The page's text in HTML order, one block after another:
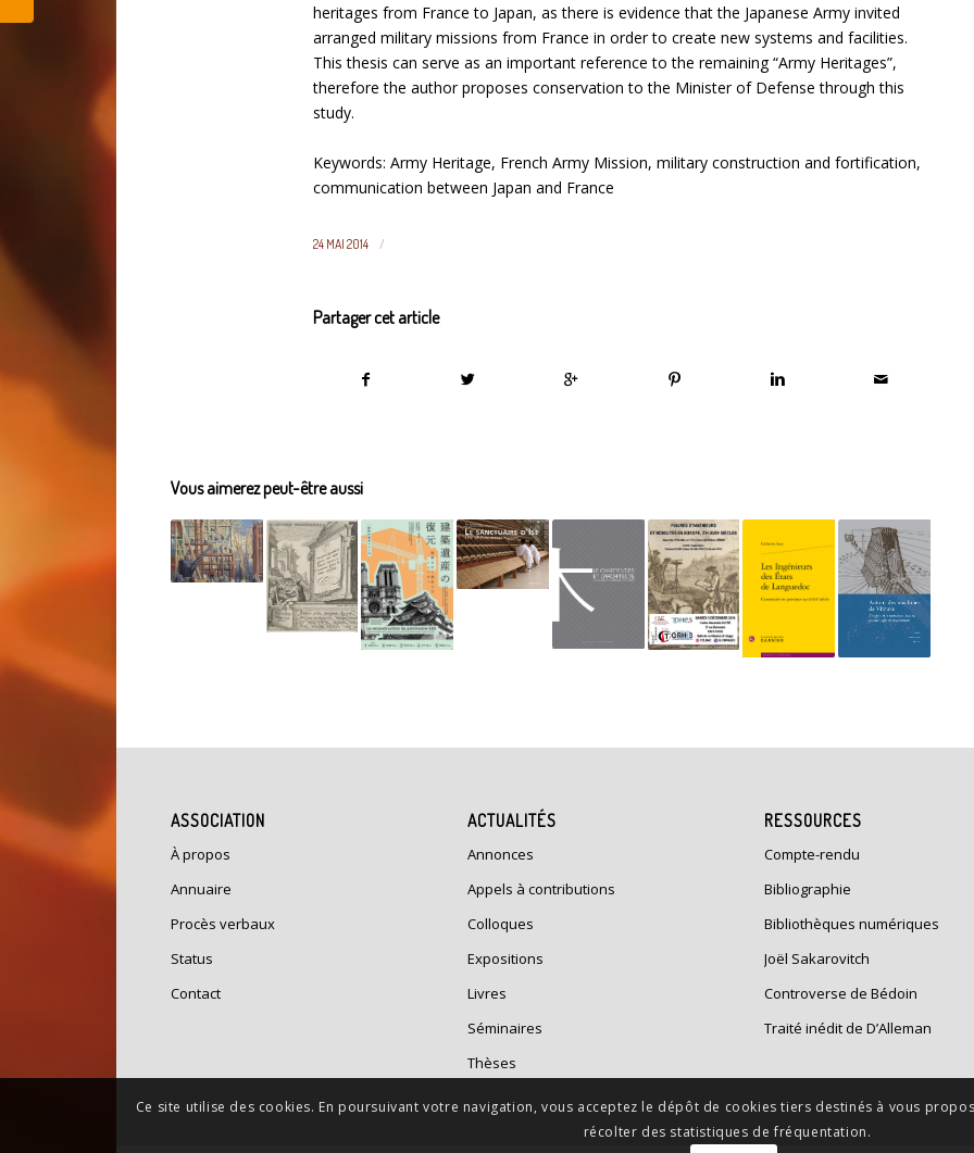
heritages from France to Japan, as there is evidence that the Japanese Army invited
arranged military missions from France in order to create new systems and facilities.
This thesis can serve as an important reference to the remaining “Army Heritages”,
therefore the author proposes conservation to the Minister of Defense through this
study.
Keywords: Army Heritage, French Army Mission, military construction and fortification,
communication between Japan and France
24 MAI 2014 /
Partager cet article
Vous aimerez peut-être aussi
ASSOCIATION
À propos
Annuaire
Procès verbaux
Status
Contact
ACTUALITÉS
Annonces
Appels à contributions
Colloques
Expositions
Livres
Séminaires
Thèses
RESSOURCES
Compte-rendu
Bibliographie
Bibliothèques numériques
Joël Sakarovitch
Controverse de Bédoin
Traité inédit de D’Alleman
Ce site utilise des cookies. En poursuivant votre navigation, vous acceptez le dépôt de cookies tiers destinés à vous
récolter des statistiques de fréquentation.